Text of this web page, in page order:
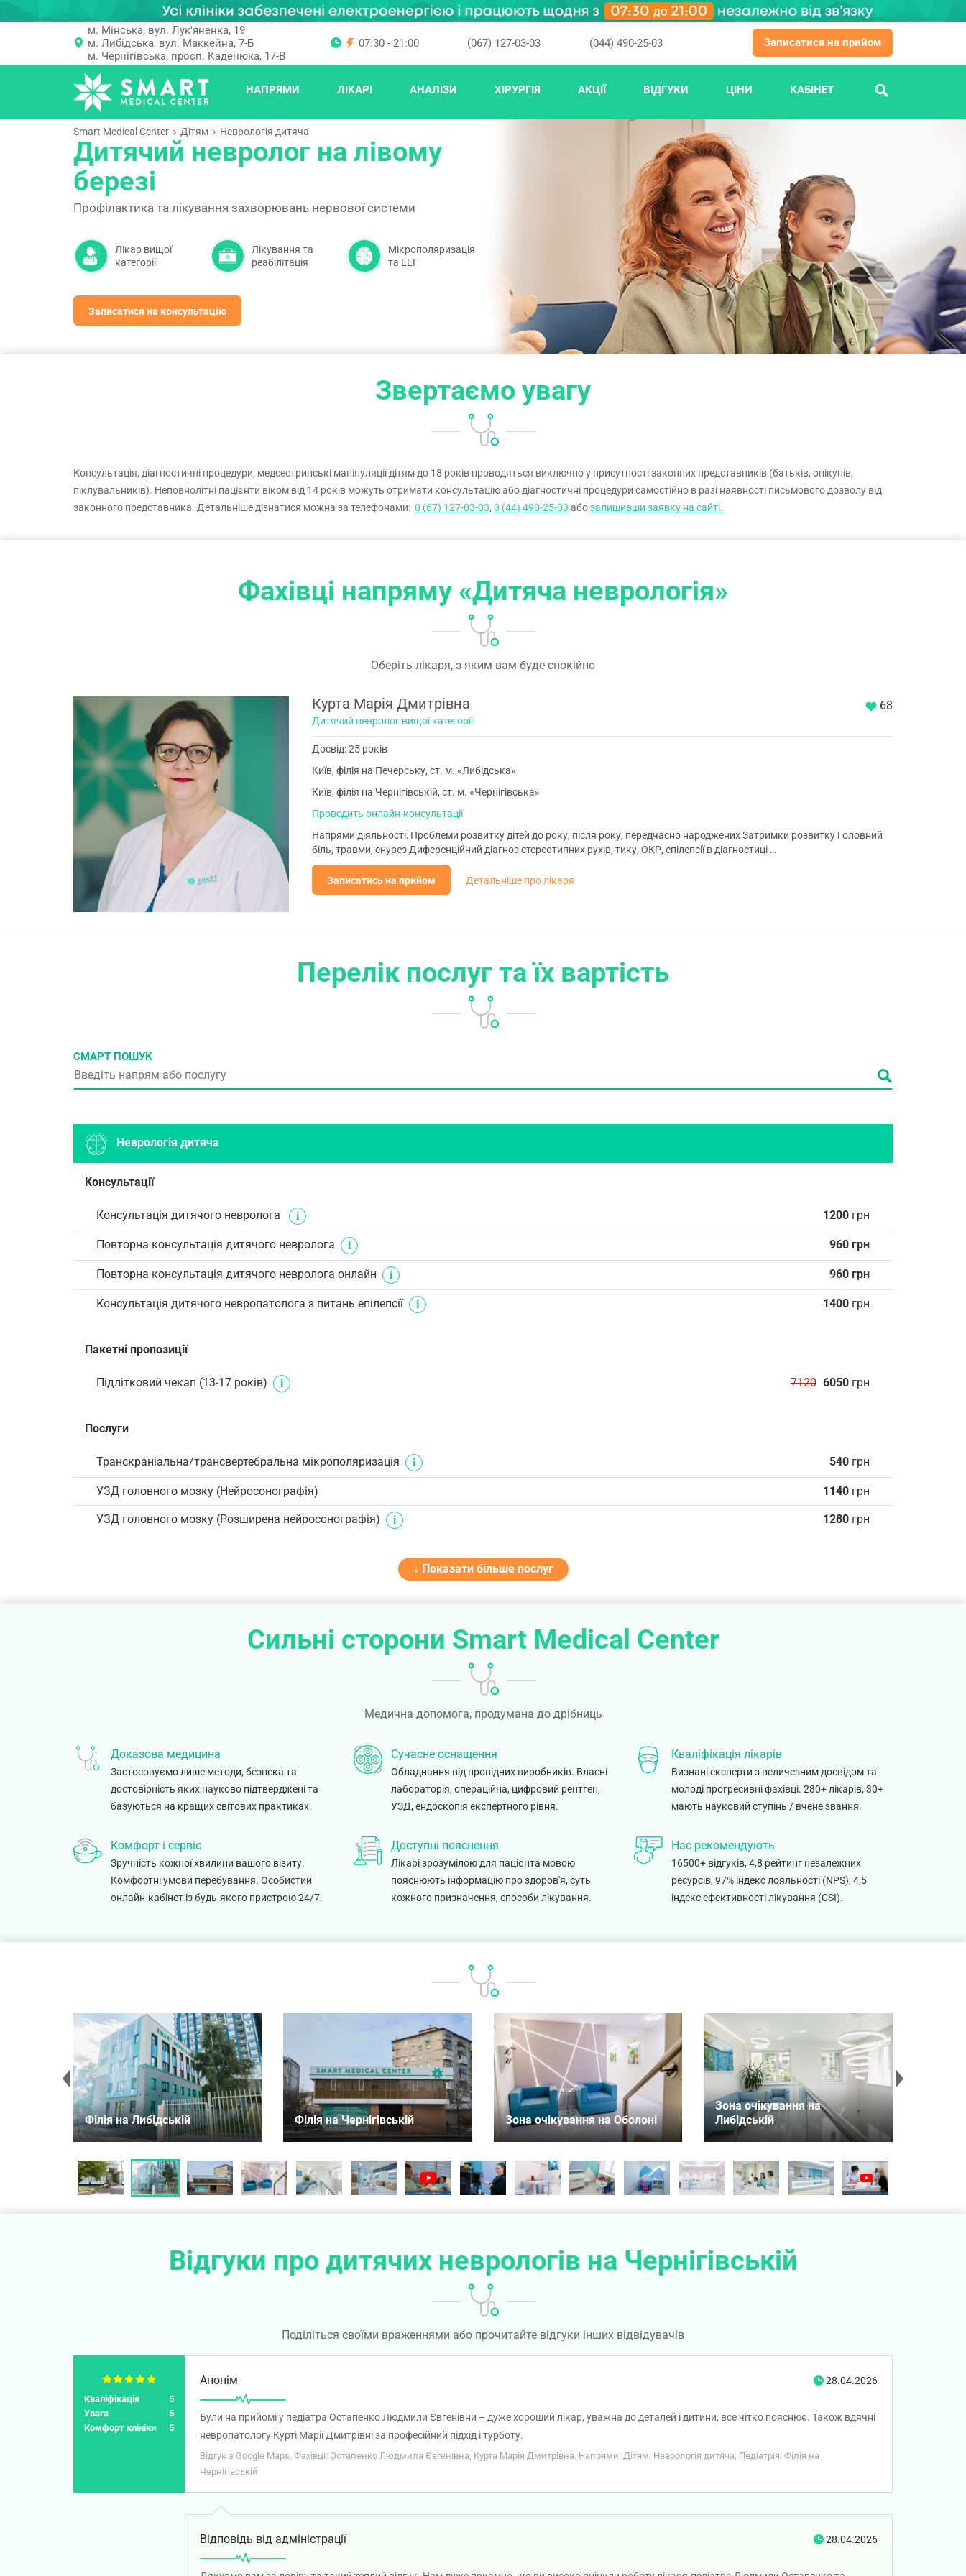
ПОШУК
м. Мінська, вул. Лук'яненка, 19
м. Либідська, вул. Маккейна, 7-Б
м. Чернігівська, просп. Каденюка, 17-В
07:30 - 21:00 (067) 127-03-03 (044) 490-25-03 Записатися на прийом
НАПРЯМИ ЛІКАРІ АНАЛІЗИ ХІРУРГІЯ АКЦІЇ ВІДГУКИ ЦІНИ КАБІНЕТ
Smart Medical Center Дітям Неврологія дитяча
Дитячий невролог на лівому
березі
Профілактика та лікування захворювань нервової системи
Лікар вищої
категорії
Лікування та
реабілітація
Мікрополяризація
та ЕЕГ
Записатися на консультацію
Звертаємо увагу
Консультація, діагностичні процедури, медсестринські маніпуляції дітям до 18 років проводяться виключно у присутності законних представників (батьків, опікунів,
піклувальників). Неповнолітні пацієнти віком від 14 років можуть отримати консультацію або діагностичні процедури самостійно в разі наявності письмового дозволу від
законного представника. Детальніше дізнатися можна за телефонами: 0 (67) 127-03-03, 0 (44) 490-25-03 абозалишивши заявку на сайті.
Фахівці напряму «Дитяча неврологія»
Оберіть лікаря, з яким вам буде спокійно
68
Курта Марія Дмитрівна
Дитячий невролог вищої категорії
Досвід: 25 років
Київ, філія на Печерську, ст. м. «Либідська»
Київ, філія на Чернігівській, ст. м. «Чернігівська»
Проводить онлайн-консультації
Напрями діяльності: Проблеми розвитку дітей до року, після року, передчасно народжених Затримки розвитку Головний
біль, травми, енурез Диференційний діагноз стереотипних рухів, тику, ОКР, епілепсії в діагностиці …
Записатись на прийом Детальніше про лікаря
Перелік послуг та їх вартість
СМАРТ ПОШУК
Неврологія дитяча
Консультації
1200 грн
Консультація дитячого невролога
960 грн
Повторна консультація дитячого невролога
960 грн
Повторна консультація дитячого невролога онлайн
1400 грн
Консультація дитячого невропатолога з питань епілепсії
Пакетні пропозиції
7120 6050 грн
Підлітковий чекап (13-17 років)
Послуги
540 грн
Транскраніальна/трансвертебральна мікрополяризація
1140 грн
УЗД головного мозку (Нейросонографія)
1280 грн
УЗД головного мозку (Розширена нейросонографія)
↓ Показати більше послуг
Сильні сторони Smart Medical Center
Медична допомога, продумана до дрібниць
Доказова медицина
Застосовуємо лише методи, безпека та
достовірність яких науково підтверджені та
базуються на кращих світових практиках.
Сучасне оснащення
Обладнання від провідних виробників. Власні
лабораторія, операційна, цифровий рентген,
УЗД, ендоскопія експертного рівня.
Кваліфікація лікарів
Визнані експерти з величезним досвідом та
молоді прогресивні фахівці. 280+ лікарів, 30+
мають науковий ступінь / вчене звання.
Комфорт і сервіс
Зручність кожної хвилини вашого візиту.
Комфортні умови перебування. Особистий
онлайн-кабінет із будь-якого пристрою 24/7.
Доступні пояснення
Лікарі зрозумілою для пацієнта мовою
пояснюють інформацію про здоров'я, суть
кожного призначення, способи лікування.
Нас рекомендують
16500+ відгуків, 4,8 рейтинг незалежних
ресурсів, 97% індекс лояльності (NPS), 4,5
індекс ефективності лікування (CSI).
Філія на Либідській Філія на Чернігівській Зона очікування на Оболоні
Зона очікування на
Либідській
Відгуки про дитячих неврологів на Чернігівській
Поділіться своїми враженнями або прочитайте відгуки інших відвідувачів
Кваліфікація
5
Увага
5
Комфорт клініки
5
Анонім 28.04.2026
Були на прийомі у педіатра Остапенко Людмили Євгенівни – дуже хороший лікар, уважна до деталей і дитини, все чітко пояснює. Також вдячні
невропатологу Курті Марії Дмитрівні за професійний підхід і турботу.
Відгук з Google Maps. Фахівці: Остапенко Людмила Євгенівна, Курта Марія Дмитрівна. Напрями: Дітям, Неврологія дитяча, Педіатрія. Філія на
Чернігівській
Відповідь від адміністрації 28.04.2026